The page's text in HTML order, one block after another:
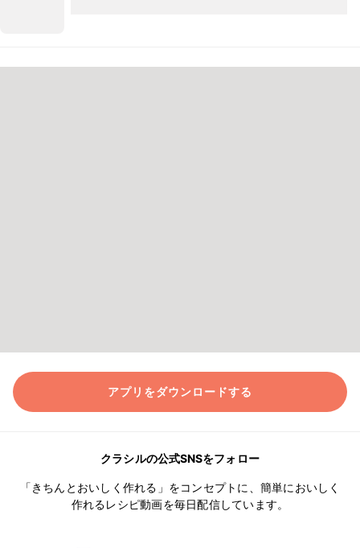
アプリをダウンロードする
クラシルの公式SNSをフォロー
「きちんとおいしく作れる」をコンセプトに、簡単においしく
作れるレシピ動画を毎日配信しています。